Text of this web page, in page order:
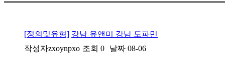
[정의및유형] 강남 유앤미 강남 도파민
작성자zxoynpxo 조회 0 날짜 08-06